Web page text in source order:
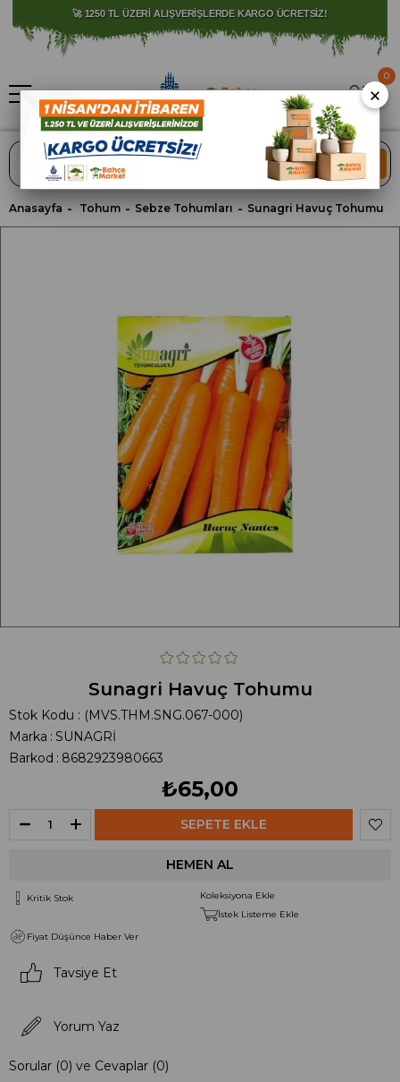
🚀 1250 TL ÜZERİ ALIŞVERİŞLERDE KARGO ÜCRETSİZ!
⚠️ SATIŞLARIMIZ YALNIZCA İSTANBUL İLİ İLE SINIRLIDIR.
ARA
0
Anasayfa Tohum Sebze Tohumları Sunagri Havuç Tohumu
Sunagri Havuç Tohumu
Stok Kodu
(MVS.THM.SNG.067-000)
Marka : SUNAGRİ
Barkod : 8682923980663
₺65,00
Kritik Stok
Koleksiyona Ekle
İstek Listeme Ekle
Fiyat Düşünce Haber Ver
Tavsiye Et
Yorum Yaz
Sorular (0) ve Cevaplar (0)
×